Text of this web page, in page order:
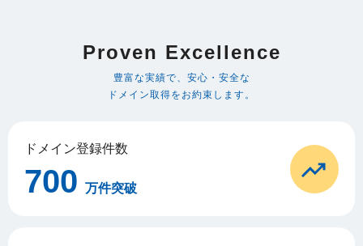
Proven Excellence
豊富な実績で、安心・安全な
ドメイン取得をお約束します。
ドメイン登録件数
700 万件突破